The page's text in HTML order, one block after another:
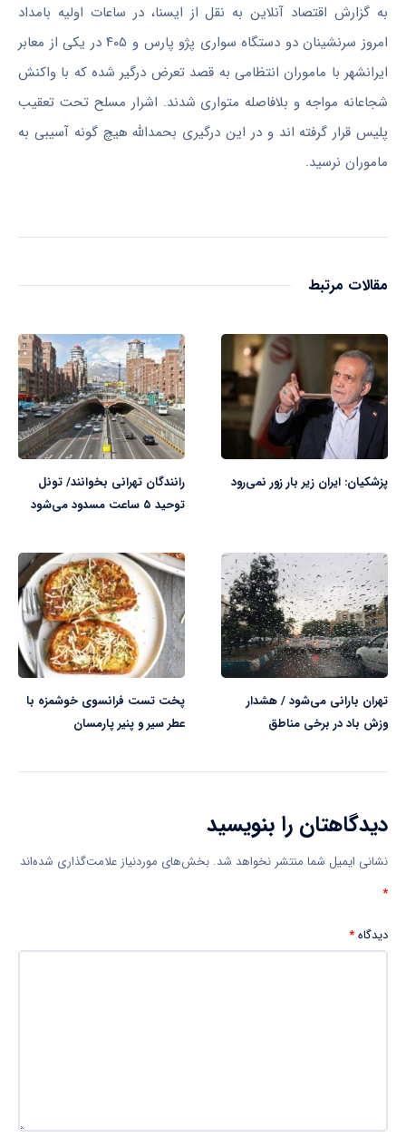
به گزارش اقتصاد آنلاین به نقل از ایسنا، در ساعات اولیه بامداد
امروز سرنشینان دو دستگاه سواری پژو پارس و ۴۰۵ در یکی از معابر
ایرانشهر با ماموران انتظامی به قصد تعرض درگیر شده که با واکنش
شجاعانه مواجه و بلافاصله متواری شدند. اشرار مسلح تحت تعقیب
پلیس قرار گرفته اند و در این درگیری بحمدالله هیچ گونه آسیبی به
ماموران نرسید.
مقالات مرتبط
پزشکیان: ایران زیر بار زور نمی‌رود
رانندگان تهرانی بخوانند/ تونل
توحید ۵ ساعت مسدود می‌شود
تهران بارانی می‌شود / هشدار
وزش باد در برخی مناطق
پخت تست فرانسوی خوشمزه با
عطر سیر و پنیر پارمسان
دیدگاهتان را بنویسید
نشانی ایمیل شما منتشر نخواهد شد. بخش‌های موردنیاز علامت‌گذاری شده‌اند
*
دیدگاه*